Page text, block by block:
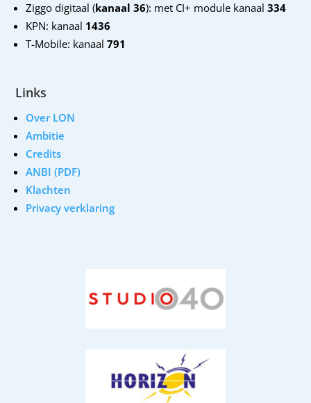
Ziggo digitaal (kanaal 36): met CI+ module kanaal 334
KPN: kanaal 1436
T-Mobile: kanaal791
Links
Over LON
Ambitie
Credits
ANBI (PDF)
Klachten
Privacy verklaring